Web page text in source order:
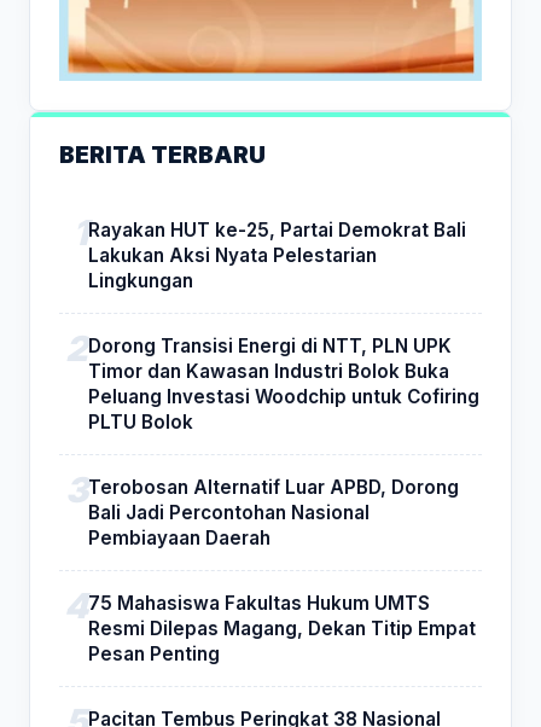
BERITA TERBARU
Rayakan HUT ke-25, Partai Demokrat Bali
Lakukan Aksi Nyata Pelestarian
Lingkungan
Dorong Transisi Energi di NTT, PLN UPK
Timor dan Kawasan Industri Bolok Buka
Peluang Investasi Woodchip untuk Cofiring
PLTU Bolok
Terobosan Alternatif Luar APBD, Dorong
Bali Jadi Percontohan Nasional
Pembiayaan Daerah
75 Mahasiswa Fakultas Hukum UMTS
Resmi Dilepas Magang, Dekan Titip Empat
Pesan Penting
Pacitan Tembus Peringkat 38 Nasional